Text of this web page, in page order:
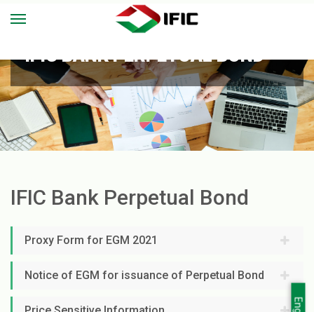
IFIC BANK PERPETUAL BOND
IFIC Bank Perpetual Bond
Proxy Form for EGM 2021
Notice of EGM for issuance of Perpetual Bond